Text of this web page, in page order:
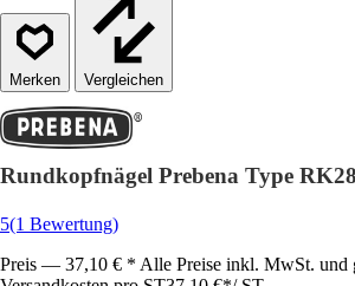
Vergleichen
Rundkopfnägel Prebena Type
5(1 Bewertung)
Preis — 37,10 € * Alle Preise inkl. MwSt. und